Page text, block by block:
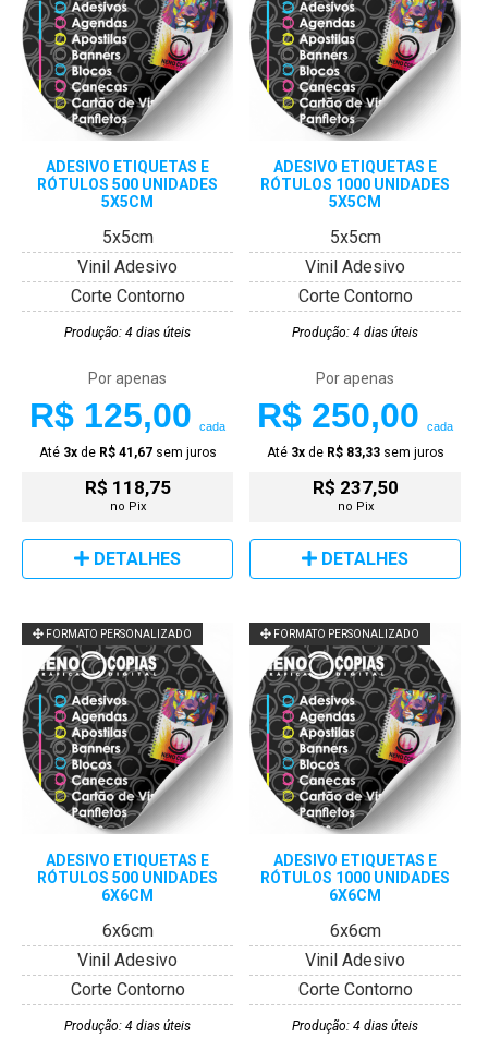
ADESIVO ETIQUETAS E
RÓTULOS 500 UNIDADES
5X5CM
5x5cm
Vinil Adesivo
Corte Contorno
Produção: 4 dias úteis
Por apenas
R$ 125,00 cada
Até 3xde R$ 41,67sem juros
R$ 118,75
no Pix
DETALHES
ADESIVO ETIQUETAS E
RÓTULOS 1000 UNIDADES
5X5CM
5x5cm
Vinil Adesivo
Corte Contorno
Produção: 4 dias úteis
Por apenas
R$ 250,00 cada
Até 3xde R$ 83,33sem juros
R$ 237,50
no Pix
DETALHES
FORMATO PERSONALIZADO
ADESIVO ETIQUETAS E
RÓTULOS 500 UNIDADES
6X6CM
6x6cm
Vinil Adesivo
Corte Contorno
Produção: 4 dias úteis
FORMATO PERSONALIZADO
ADESIVO ETIQUETAS E
RÓTULOS 1000 UNIDADES
6X6CM
6x6cm
Vinil Adesivo
Corte Contorno
Produção: 4 dias úteis